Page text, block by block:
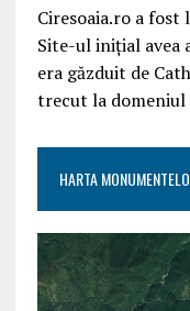
Ciresoaia.ro a fost
Site-ul inițial avea
era găzduit de
trecut la domeniul
HARTA